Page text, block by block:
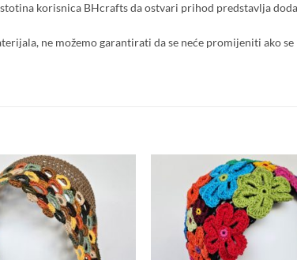
korisnica BHcrafts da ostvari prihod predstavlja
ne možemo garantirati da se neće promijeniti ako
wishlist